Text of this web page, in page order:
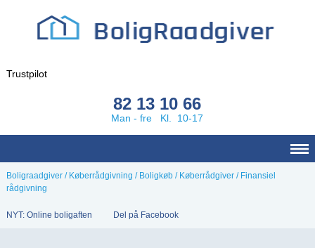
Trustpilot
82 13 10 66
Man - fre Kl. 10-17
Boligraadgiver/ Køberrådgivning / Boligkøb/ Køberrådgiver/ Finansiel
rådgivning
NYT: Online boligaften Del på Facebook